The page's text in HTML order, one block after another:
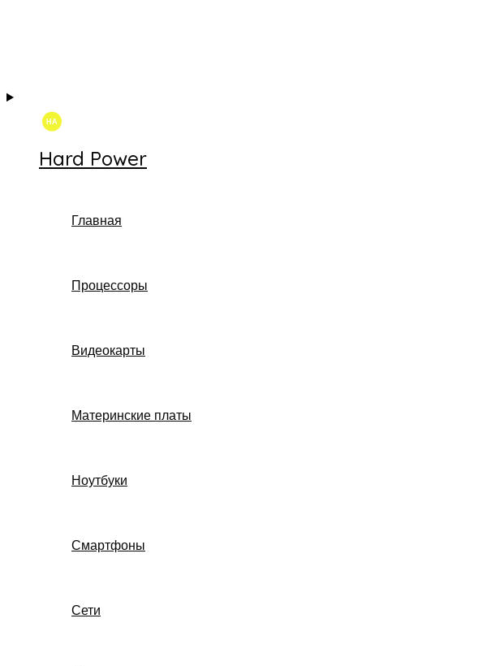
Hard Power
Главная
Процессоры
Видеокарты
Материнские платы
Ноутбуки
Смартфоны
Сети